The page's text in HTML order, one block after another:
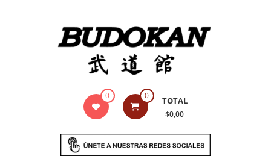
Indumentaria
marciales
0 0 TOTAL
$0,00